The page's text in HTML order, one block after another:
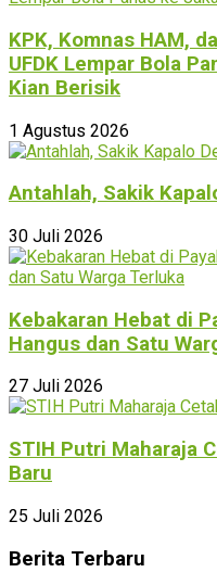
KPK, Komnas HAM,
UFDK Lempar Bola
Kian Berisik
1 Agustus 2026
Antahlah, Sakik
30 Juli 2026
Kebakaran Hebat di
Hangus dan Satu
27 Juli 2026
STIH Putri Maharaja
Baru
25 Juli 2026
Berita Terbaru